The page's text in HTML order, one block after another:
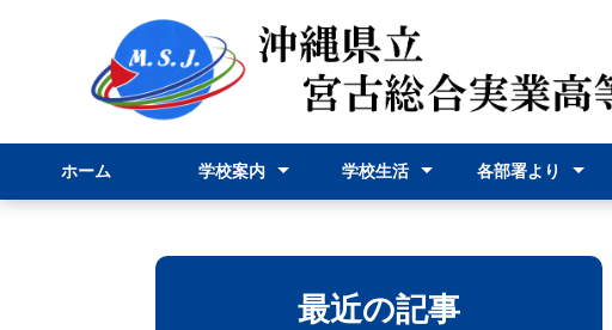
ホーム 学校案内 学校生活 各部署より
最近の記事